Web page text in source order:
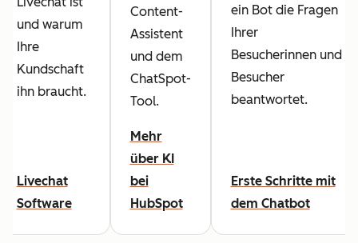
und warum
Ihre
Kundschaft
ihn braucht.
Livechat
Software
Content-
Assistent
und dem
ChatSpot-
Tool.
Mehr
über KI
bei
HubSpot
ein Bot die Fragen
Ihrer
Besucherinnen und
Besucher
beantwortet.
Erste Schritte mit
dem Chatbot